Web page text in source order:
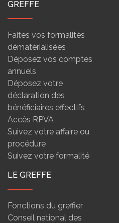
GREFFE
Faites vos formalités
dématérialisées
Déposez vos comptes
annuels
Déposez votre
déclaration des
bénéficiaires effectifs
Accès RPVA
Suivez votre affaire ou
procédure
Suivez votre formalité
LE GREFFE
Fonctions du greffier
Conseil national des